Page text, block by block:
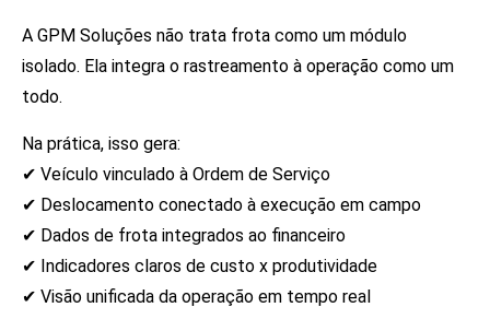
A GPM Soluções não trata frota como um módulo
isolado. Ela integra o rastreamento à operação como um
todo.
Na prática, isso gera:
✔ Veículo vinculado à Ordem de Serviço
✔ Deslocamento conectado à execução em campo
✔ Dados de frota integrados ao financeiro
✔ Indicadores claros de custo x produtividade
✔ Visão unificada da operação em tempo real